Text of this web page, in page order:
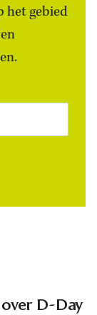
het gebied
D-Day